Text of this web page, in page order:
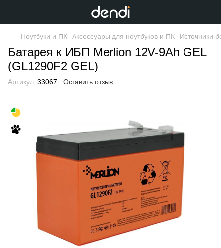
Ноутбуки и ПК Аксессуары для ноутбуков и ПК Источники
Батарея к ИБП Merlion 12V-9Ah GEL
(GL1290F2 GEL)
Артикул: 33067 Оставить отзыв